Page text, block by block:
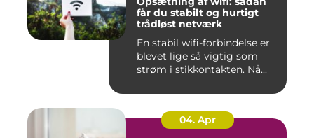
får du stabilt og hurtigt
trådløst netværk
En stabil wifi-forbindelse er
blevet lige så vigtig som
strøm i stikkontakten. Nå...
04. Apr